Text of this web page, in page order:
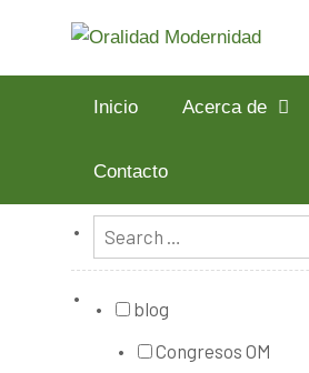
Inicio Acerca de
Contacto
blog
Congresos OM